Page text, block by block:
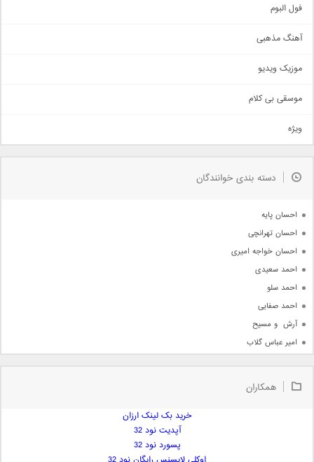
اجتماعی
حماسی
سنتی
اهنگ بندرعباسی
دمو
مذهبی
جدیدترین ها
فول البوم
آهنگ مذهبی
موزیک ویدیو
موسقی بی کلام
ویژه
دسته بندی خوانندگان
احسان پایه
احسان تهرانچی
احسان خواجه امیری
احمد سعیدی
احمد سلو
احمد صفایی
آرش  و مسیح
امیر عباس گلاب
امیر علی
همکاران
خرید بک لینک ارزان
آپدیت نود 32
پسورد نود 32